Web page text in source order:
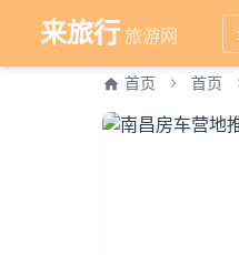
来旅行 旅游网
首页 首页